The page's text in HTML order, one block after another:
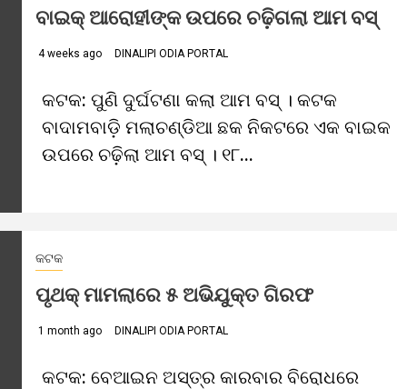
ବାଇକ୍‌ ଆରୋହୀଙ୍କ ଉପରେ ଚଢ଼ିଗଲା ଆମ ବସ୍‌
4 weeks ago DINALIPI ODIA PORTAL
କଟକ: ପୁଣି ଦୁର୍ଘଟଣା କଲା ଆମ ବସ୍ । କଟକ
ବାଦାମବାଡ଼ି ମଲାଚଣ୍ଡିଆ ଛକ ନିକଟରେ ଏକ ବାଇକ
ଉପରେ ଚଢ଼ିଲା ଆମ ବସ୍ । ୧୮...
କଟକ
ପୃଥକ୍ ମାମଲାରେ ୫ ଅଭିଯୁକ୍ତ ଗିରଫ
1 month ago DINALIPI ODIA PORTAL
କଟକ: ବେଆଇନ ଅସ୍ତ୍ର କାରବାର ବିରୋଧରେ